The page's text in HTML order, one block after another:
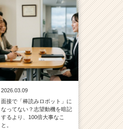
2026.03.09
面接で「棒読みロボット」に
なってない？志望動機を暗記
するより、100倍大事なこ
と。